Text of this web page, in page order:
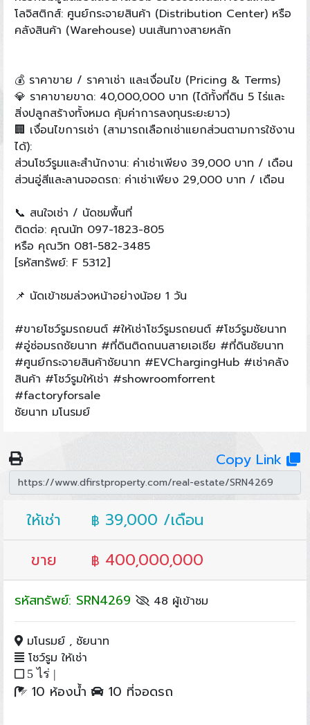
โลจิสติกส์: ศูนย์กระจายสินค้า (Distribution Center) หรือ
คลังสินค้า (Warehouse) บนเส้นทางสายหลัก
💰 ราคาขาย / ราคาเช่า และเงื่อนไข (Pricing & Terms)
💎 ราคาขายขาด: 40,000,000 บาท (ได้ทั้งที่ดิน 5 ไร่และ
สิ่งปลูกสร้างทั้งหมด คุ้มค่าการลงทุนระยะยาว)
🏢 เงื่อนไขการเช่า (สามารถเลือกเช่าแยกส่วนตามการใช้งาน
ได้):
ส่วนโชว์รูมและสำนักงาน: ค่าเช่าเพียง 39,000 บาท / เดือน
ส่วนอู่สีและลานจอดรถ: ค่าเช่าเพียง 29,000 บาท / เดือน
📞 สนใจเช่า / นัดชมพื้นที่
ติดต่อ: คุณนัท 097-1823-805
หรือ คุณวิท 081-582-3485
[รหัสทรัพย์: F 5312]
📌 นัดเข้าชมล่วงหน้าอย่างน้อย 1 วัน
#ขายโชว์รูมรถยนต์ #ให้เช่าโชว์รูมรถยนต์ #โชว์รูมชัยนาท
#อู่ซ่อมรถชัยนาท #ที่ดินติดถนนสายเอเชีย #ที่ดินชัยนาท
#ศูนย์กระจายสินค้าชัยนาท #EVChargingHub #เช่าคลัง
สินค้า #โชว์รูมให้เช่า #showroomforrent
#factoryforsale
ชัยนาท มโนรมย์
Copy Link
ให้เช่า ฿ 39,000 /เดือน
ขาย
฿ 400,000,000
รหัสทรัพย์: SRN4269 48 ผู้เข้าชม
มโนรมย์ , ชัยนาท
โชว์รูม ให้เช่า
5 ไร่ |
10 ห้องน้ำ 10 ที่จอดรถ